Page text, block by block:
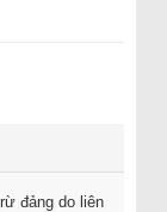
đảng do liên